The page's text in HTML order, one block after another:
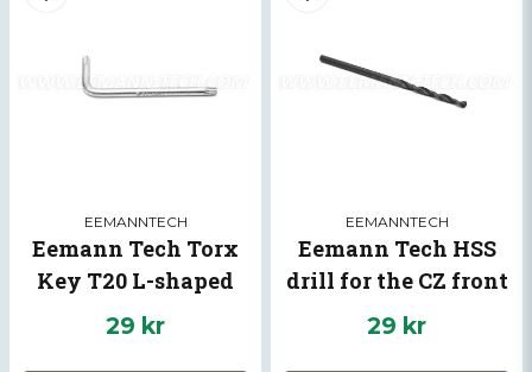
EEMANNTECH
Eemann Tech Torx
Key T20 L-shaped
29 kr
EEMANNTECH
Eemann Tech HSS
drill for the CZ front
sight
29 kr